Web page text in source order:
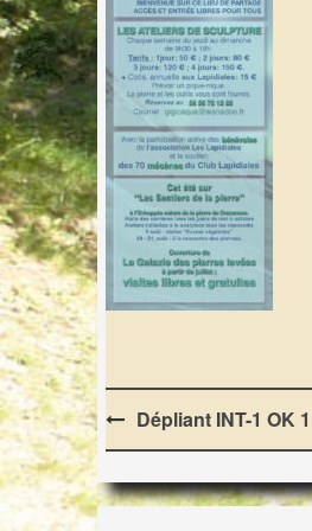
Post
navigation
Dépliant INT-1 OK 1